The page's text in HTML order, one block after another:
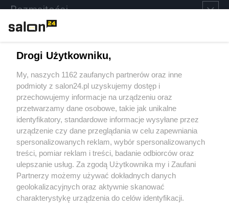
Rozmaitości
Sport
Społeczeństwo
Kultura
X Facebook Instagram Youtube
Drogi Użytkowniku,
My, naszych 1162 zaufanych partnerów oraz inne
podmioty z salon24.pl uzyskujemy dostęp i
przechowujemy informacje na urządzeniu oraz
przetwarzamy dane osobowe, takie jak unikalne
identyfikatory, standardowe informacje wysyłane przez
urządzenie czy dane przeglądania w celu zapewniania
spersonalizowanych reklam, wybór spersonalizowanych
treści, pomiar reklam i treści, badanie odbiorców oraz
ulepszanie usług. Za zgodą Użytkownika my i Zaufani
Partnerzy możemy używać dokładnych danych
geolokalizacyjnych oraz aktywnie skanować
charakterystykę urządzenia do celów identyfikacji.